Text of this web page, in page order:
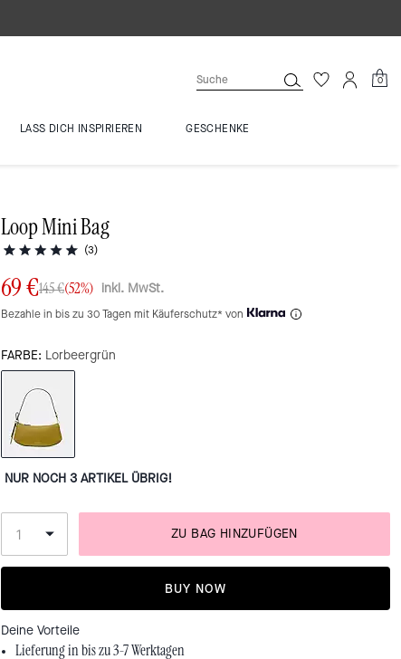
0
LASS DICH INSPIRIEREN GESCHENKE
Loop Mini Bag
(3)
69 €145 €(52%) inkl. MwSt.
Bezahle in bis zu 30 Tagen mit Käuferschutz* von
FARBE: Lorbeergrün
NUR NOCH 3 ARTIKEL ÜBRIG!
ZU BAG HINZUFÜGEN
BUY NOW
Deine Vorteile
Lieferung in bis zu 3-7 Werktagen